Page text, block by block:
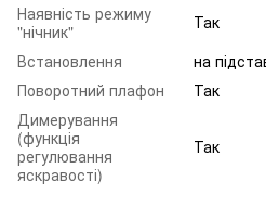
Наявність режиму
"нічник"
Так
Встановлення
на
Поворотний плафон
Так
Димерування
(функція
регулювання
яскравості)
Так